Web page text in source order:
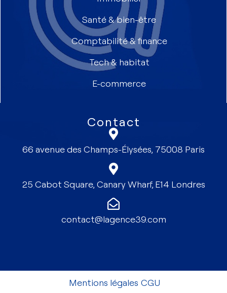
Santé & bien-être
Comptabilité & finance
Tech & habitat
E-commerce
Contact
66 avenue des Champs-Élysées, 75008 Paris
25 Cabot Square, Canary Wharf, E14 Londres
contact@lagence39.com
Mentions légales CGU